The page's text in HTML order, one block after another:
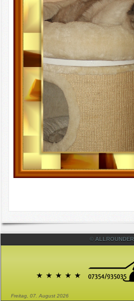
© ALLROUNDER
Freitag, 07. August 2026